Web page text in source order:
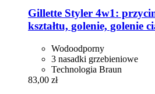
Gillette Styler 4w1:
kształtu, golenie, golenie
Wodoodporny
3 nasadki grzebieniowe
Technologia Braun
83,00 zł